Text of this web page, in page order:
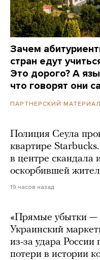
Зачем
стран едут
Это дорого? А
что говорят они
ПАРТНЕРСКИЙ МАТЕРИАЛ
Полиция Сеула
квартире
в центре скандала
оскорбившей
19 часов назад
«Прямые убытки —
Украинский
из-за удара
потери в истории